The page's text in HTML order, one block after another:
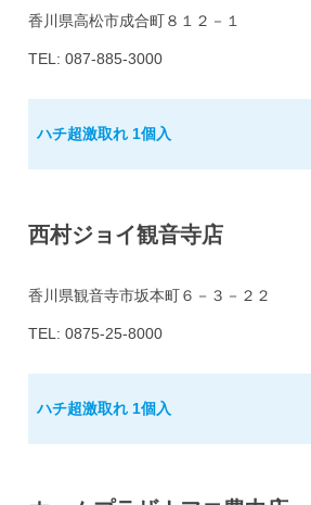
香川県高松市成合町８１２－１
TEL: 087-885-3000
ハチ超激取れ 1個入
西村ジョイ観音寺店
香川県観音寺市坂本町６－３－２２
TEL: 0875-25-8000
ハチ超激取れ 1個入